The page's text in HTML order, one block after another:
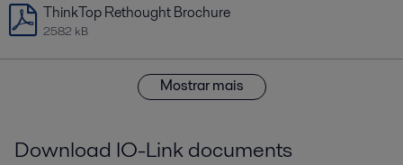
ThinkTop Rethought Brochure
2582 kB
Mostrar mais
Download IO-Link documents